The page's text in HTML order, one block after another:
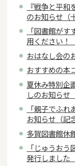
『戦争と平
のお知らせ（
「図書館が
用ください！
おはなし会の
おすすめの本
夏休み特別企
しのお知らせ
「親子でふ
お知らせ（記
多賀図書館休
「じゅうお
発行しました